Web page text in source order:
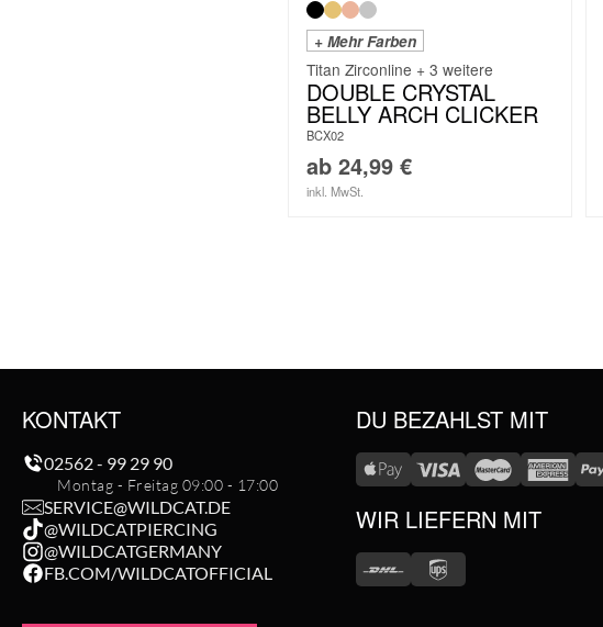
+ Mehr Farben
Titan Zirconline + 3 weitere
DOUBLE CRYSTAL
BELLY ARCH CLICKER
BCX02
ab 24,99 €
inkl. MwSt.
KONTAKT
02562 - 99 29 90
Montag - Freitag 09:00 - 17:00
SERVICE@WILDCAT.DE
@WILDCATPIERCING
@WILDCATGERMANY
FB.COM/WILDCATOFFICIAL
DU BEZAHLST MIT
WIR LIEFERN MIT